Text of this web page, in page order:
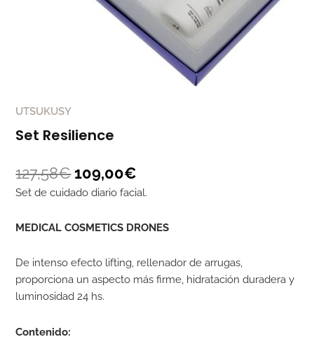
UTSUKUSY
Set Resilience
127,58€ 109,00€
Set de cuidado diario facial.
MEDICAL COSMETICS DRONES
De intenso efecto lifting, rellenador de arrugas,
proporciona un aspecto más firme, hidratación duradera y
luminosidad 24 hs.
Contenido: